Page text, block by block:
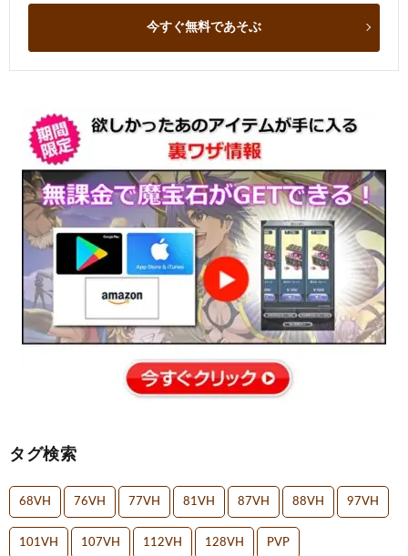
今すぐ無料であそぶ
タグ検索
68VH 76VH 77VH 81VH 87VH 88VH 97VH
101VH 107VH 112VH 128VH PVP